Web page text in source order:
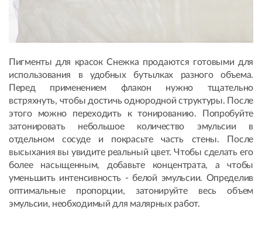
Пигменты для красок Снежка продаются готовыми для
использования в удобных бутылках разного объема.
Перед применением флакон нужно тщательно
встряхнуть, чтобы достичь однородной структуры. После
этого можно переходить к тонированию. Попробуйте
затонировать небольшое количество эмульсии в
отдельном сосуде и покрасьте часть стены. После
высыхания вы увидите реальный цвет. Чтобы сделать его
более насыщенным, добавьте концентрата, а чтобы
уменьшить интенсивность - белой эмульсии. Определив
оптимальные пропорции, затонируйте весь объем
эмульсии, необходимый для малярных работ.